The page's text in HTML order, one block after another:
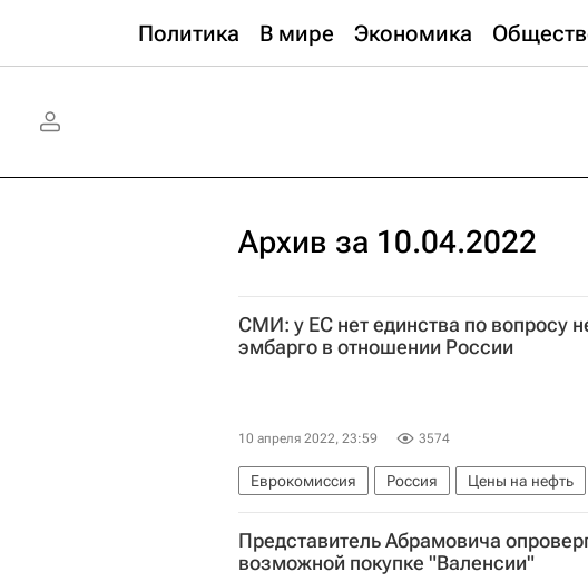
Политика В мире Экономика
Архив за 10.04.2022
СМИ: у ЕС нет единства по вопросу
эмбарго в отношении России
10 апреля 2022, 23:59 3574
Еврокомиссия Россия Цены на нефть
Представитель Абрамовича
возможной покупке "Валенсии"